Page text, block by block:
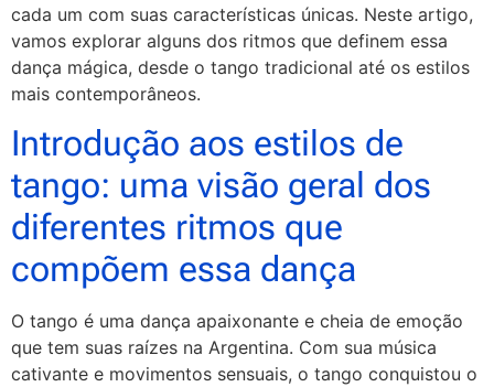
cada um com suas características únicas. Neste artigo,
vamos explorar alguns dos ritmos que definem essa
dança mágica, desde o tango tradicional até os estilos
mais contemporâneos.
Introdução aos estilos de
tango: uma visão geral dos
diferentes ritmos que
compõem essa dança
O tango é uma dança apaixonante e cheia de emoção
que tem suas raízes na Argentina. Com sua música
cativante e movimentos sensuais, o tango conquistou o